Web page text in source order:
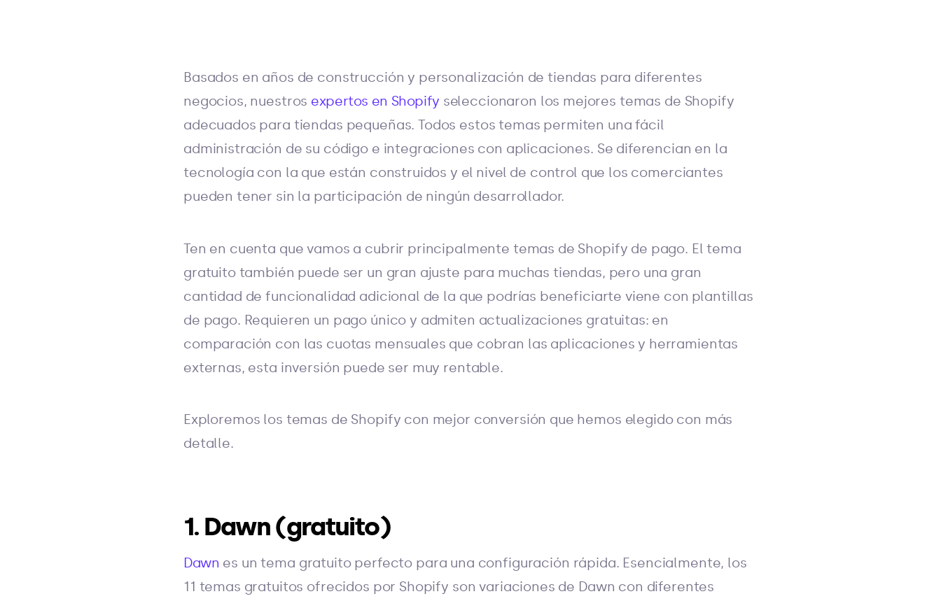
Basados en años de construcción y personalización de tiendas para diferentes
negocios, nuestros expertos en Shopify seleccionaron los mejores temas de Shopify
adecuados para tiendas pequeñas. Todos estos temas permiten una fácil
administración de su código e integraciones con aplicaciones. Se diferencian en la
tecnología con la que están construidos y el nivel de control que los comerciantes
pueden tener sin la participación de ningún desarrollador.
Ten en cuenta que vamos a cubrir principalmente temas de Shopify de pago. El tema
gratuito también puede ser un gran ajuste para muchas tiendas, pero una gran
cantidad de funcionalidad adicional de la que podrías beneficiarte viene con plantillas
de pago. Requieren un pago único y admiten actualizaciones gratuitas: en
comparación con las cuotas mensuales que cobran las aplicaciones y herramientas
externas, esta inversión puede ser muy rentable.
Exploremos los temas de Shopify con mejor conversión que hemos elegido con más
detalle.
1. Dawn (gratuito)
Dawn es un tema gratuito perfecto para una configuración rápida. Esencialmente, los
11 temas gratuitos ofrecidos por Shopify son variaciones de Dawn con diferentes